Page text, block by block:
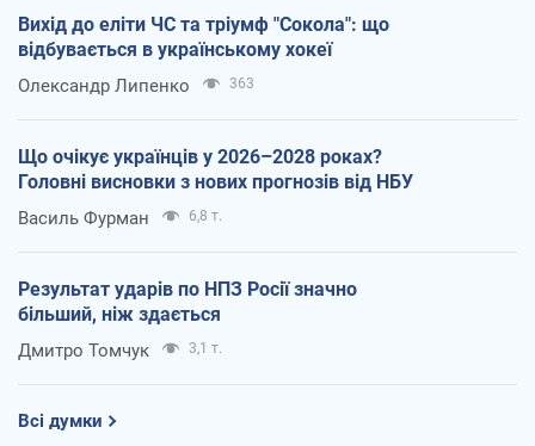
Вихід до еліти ЧС та тріумф "Сокола": що
відбувається в українському хокеї
Олександр Липенко 363
Що очікує українців у 2026–2028 роках?
Головні висновки з нових прогнозів від НБУ
Василь Фурман 6,8 т.
Результат ударів по НПЗ Росії значно
більший, ніж здається
Дмитро Томчук 3,1 т.
Всі думки